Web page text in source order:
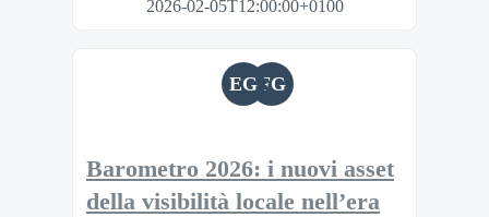
2026-02-05T12:00:00+0100
EG FG
Barometro 2026: i nuovi asset
della visibilità locale nell’era